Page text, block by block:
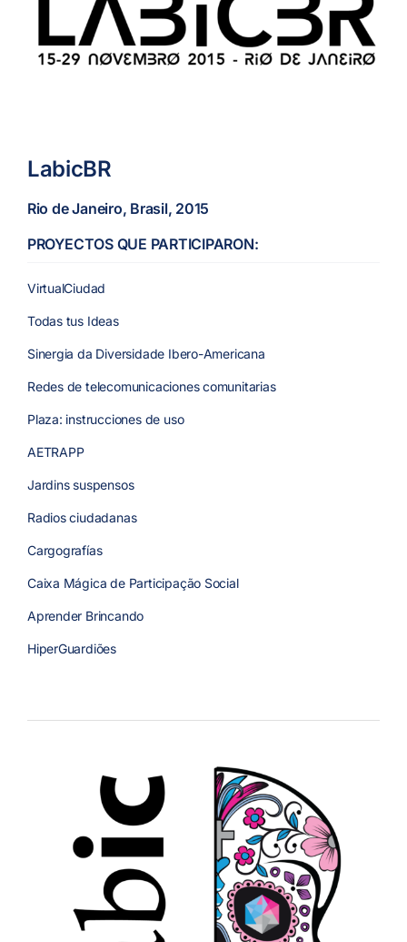
LabicBR
Rio de Janeiro, Brasil, 2015
PROYECTOS QUE PARTICIPARON:
VirtualCiudad
Todas tus Ideas
Sinergia da Diversidade Ibero-Americana
Redes de telecomunicaciones comunitarias
Plaza: instrucciones de uso
AETRAPP
Jardins suspensos
Radios ciudadanas
Cargografías
Caixa Mágica de Participação Social
Aprender Brincando
HiperGuardiões